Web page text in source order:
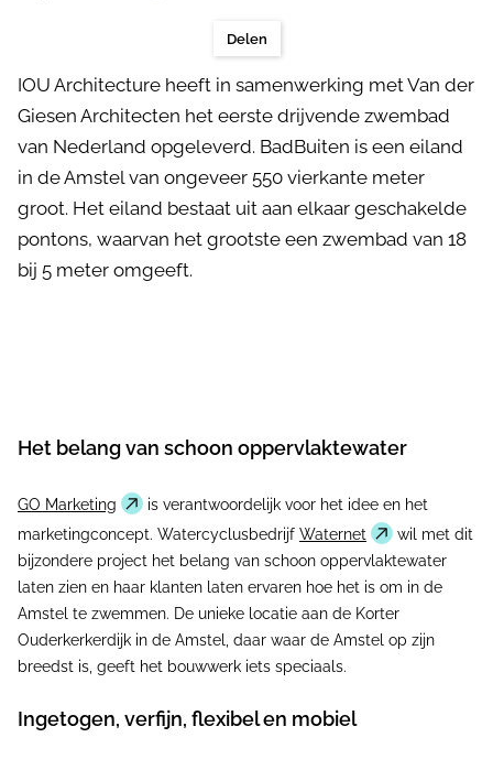
Delen
IOU Architecture heeft in samenwerking met Van der
Giesen Architecten het eerste drijvende zwembad
van Nederland opgeleverd. BadBuiten is een eiland
in de Amstel van ongeveer 550 vierkante meter
groot. Het eiland bestaat uit aan elkaar geschakelde
pontons, waarvan het grootste een zwembad van 18
bij 5 meter omgeeft.
Het belang van schoon oppervlaktewater
GO Marketing
is verantwoordelijk voor het idee en het
marketingconcept. Watercyclusbedrijf Waternet
wil met dit
bijzondere project het belang van schoon oppervlaktewater
laten zien en haar klanten laten ervaren hoe het is om in de
Amstel te zwemmen. De unieke locatie aan de Korter
Ouderkerkerdijk in de Amstel, daar waar de Amstel op zijn
breedst is, geeft het bouwwerk iets speciaals.
Ingetogen, verfijn, flexibel en mobiel